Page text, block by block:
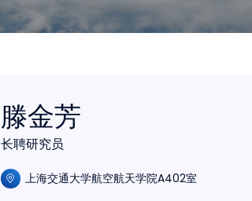
滕金芳
长聘研究员
上海交通大学航空航天学院A402室